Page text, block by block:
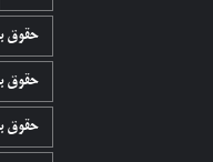
حقوق
حقوق
حقوق